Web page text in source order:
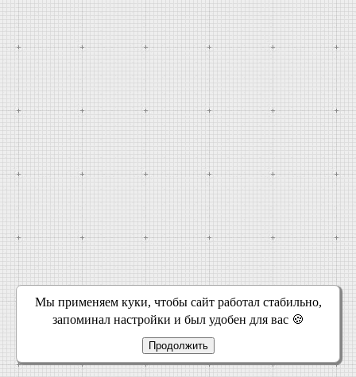
Мы применяем куки, чтобы сайт работал стабильно,
запоминал настройки и был удобен для вас 🍪
Продолжить